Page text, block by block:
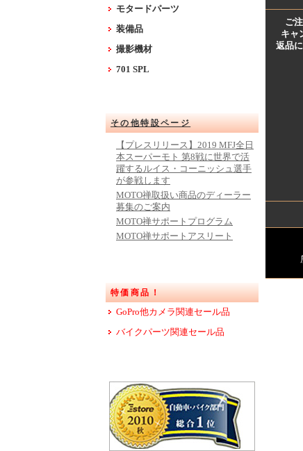
モタードパーツ
装備品
撮影機材
701 SPL
その他特設ページ
【プレスリリース】2019 MFJ全日
本スーパーモト 第8戦に世界で活
躍するルイス・コーニッシュ選手
が参戦します
MOTO禅取扱い商品のディーラー
募集のご案内
MOTO禅サポートプログラム
MOTO禅サポートアスリート
特価商品！
GoPro他カメラ関連セール品
バイクパーツ関連セール品
ご
キャ
返品